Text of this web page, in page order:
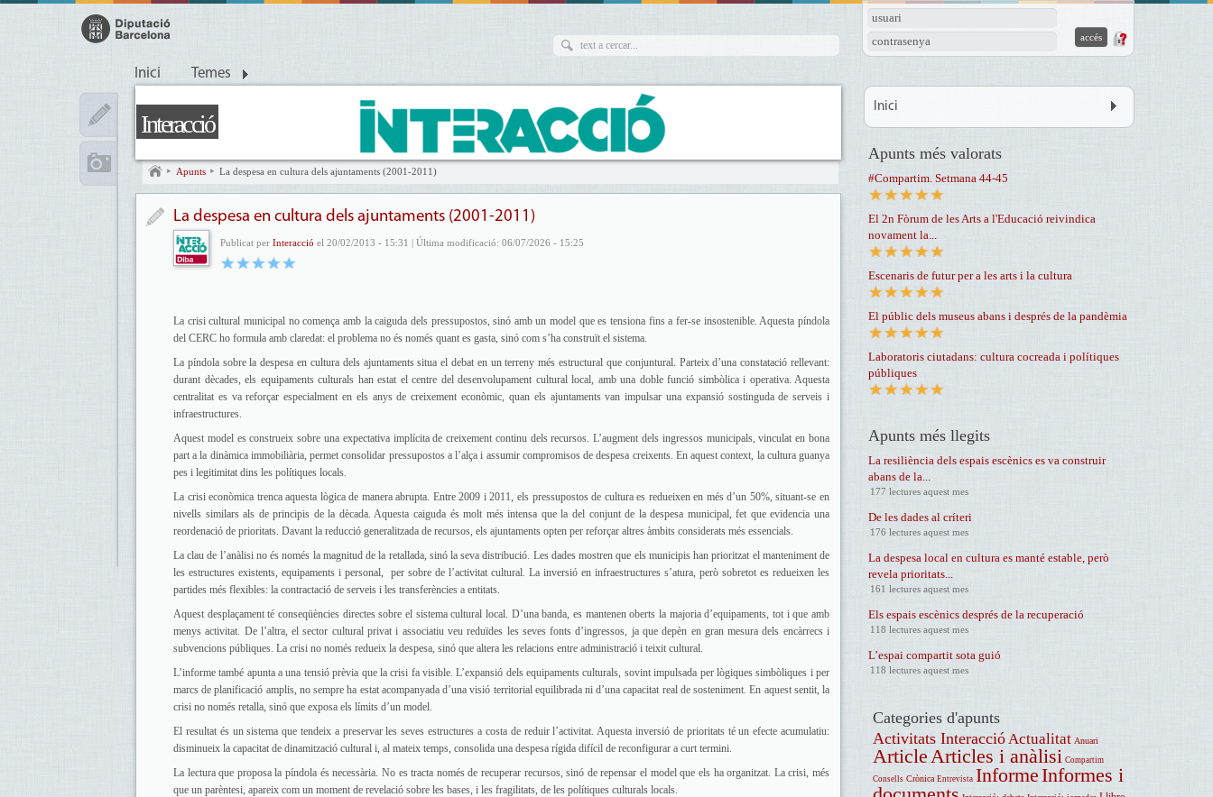
usuari
contrasenya
Inici Temes
Interacció
Apunts La despesa en cultura dels ajuntaments (2001-2011)
La despesa en cultura dels ajuntaments (2001-2011)
Publicat per Interacció el 20/02/2013 - 15:31 | Última modificació: 06/07/2026 - 15:25
La crisi cultural municipal no comença amb la caiguda dels pressupostos, sinó amb un model que es tensiona fins a fer-se insostenible. Aquesta píndola
del CERC ho formula amb claredat: el problema no és només quant es gasta, sinó com s’ha construït el sistema.
La píndola sobre la despesa en cultura dels ajuntaments situa el debat en un terreny més estructural que conjuntural. Parteix d’una constatació rellevant:
durant dècades, els equipaments culturals han estat el centre del desenvolupament cultural local, amb una doble funció simbòlica i operativa. Aquesta
centralitat es va reforçar especialment en els anys de creixement econòmic, quan els ajuntaments van impulsar una expansió sostinguda de serveis i
infraestructures.
Aquest model es construeix sobre una expectativa implícita de creixement continu dels recursos. L’augment dels ingressos municipals, vinculat en bona
part a la dinàmica immobiliària, permet consolidar pressupostos a l’alça i assumir compromisos de despesa creixents. En aquest context, la cultura guanya
pes i legitimitat dins les polítiques locals.
La crisi econòmica trenca aquesta lògica de manera abrupta. Entre 2009 i 2011, els pressupostos de cultura es redueixen en més d’un 50%, situant-se en
nivells similars als de principis de la dècada. Aquesta caiguda és molt més intensa que la del conjunt de la despesa municipal, fet que evidencia una
reordenació de prioritats. Davant la reducció generalitzada de recursos, els ajuntaments opten per reforçar altres àmbits considerats més essencials.
La clau de l’anàlisi no és només la magnitud de la retallada, sinó la seva distribució. Les dades mostren que els municipis han prioritzat el manteniment de
les estructures existents, equipaments i personal, per sobre de l’activitat cultural. La inversió en infraestructures s’atura, però sobretot es redueixen les
partides més flexibles: la contractació de serveis i les transferències a entitats.
Aquest desplaçament té conseqüències directes sobre el sistema cultural local. D’una banda, es mantenen oberts la majoria d’equipaments, tot i que amb
menys activitat. De l’altra, el sector cultural privat i associatiu veu reduïdes les seves fonts d’ingressos, ja que depèn en gran mesura dels encàrrecs i
subvencions públiques. La crisi no només redueix la despesa, sinó que altera les relacions entre administració i teixit cultural.
L’informe també apunta a una tensió prèvia que la crisi fa visible. L’expansió dels equipaments culturals, sovint impulsada per lògiques simbòliques i per
marcs de planificació amplis, no sempre ha estat acompanyada d’una visió territorial equilibrada ni d’una capacitat real de sosteniment. En aquest sentit, la
crisi no només retalla, sinó que exposa els límits d’un model.
El resultat és un sistema que tendeix a preservar les seves estructures a costa de reduir l’activitat. Aquesta inversió de prioritats té un efecte acumulatiu:
disminueix la capacitat de dinamització cultural i, al mateix temps, consolida una despesa rígida difícil de reconfigurar a curt termini.
La lectura que proposa la píndola és necessària. No es tracta només de recuperar recursos, sinó de repensar el model que els ha organitzat. La crisi, més
que un parèntesi, apareix com un moment de revelació sobre les bases, i les fragilitats, de les polítiques culturals locals.
Inici
Apunts més valorats
#Compartim. Setmana 44-45
El 2n Fòrum de les Arts a l'Educació reivindica
novament la...
Escenaris de futur per a les arts i la cultura
El públic dels museus abans i després de la pandèmia
Laboratoris ciutadans: cultura cocreada i polítiques
públiques
Apunts més llegits
La resiliència dels espais escènics es va construir
abans de la...
177 lectures aquest mes
De les dades al críteri
176 lectures aquest mes
La despesa local en cultura es manté estable, però
revela prioritats...
161 lectures aquest mes
Els espais escènics després de la recuperació
118 lectures aquest mes
L’espai compartit sota guió
118 lectures aquest mes
Categories d'apunts
Activitats InteraccióActualitat Anuari
ArticleArticles i anàlisi Compartim
Consells Crònica Entrevista InformeInformes i